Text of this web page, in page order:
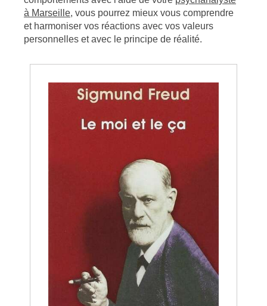
à Marseille, vous pourrez mieux vous comprendre
et harmoniser vos réactions avec vos valeurs
personnelles et avec le principe de réalité.